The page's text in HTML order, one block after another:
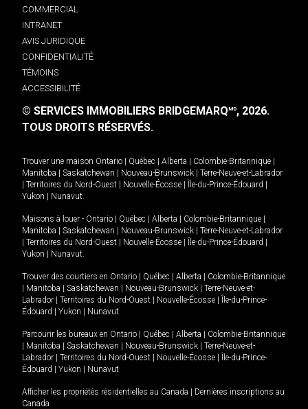
COMMERCIAL
INTRANET
AVIS JURIDIQUE
CONFIDENTIALITÉ
TÉMOINS
ACCESSIBILITÉ
© SERVICES IMMOBILIERS BRIDGEMARQMD, 2026.
TOUS DROITS RÉSERVÉS.
Trouver une maison Ontario Québec Alberta Colombie-Britannique
Manitoba
Saskatchewan Nouveau-Brunswick
Terre-Neuve-et-Labrador
Territoires du Nord-Ouest Nouvelle-Écosse Île-du-Prince-Édouard
Yukon
Nunavut.
Maisons à louer - Ontario Québec Alberta Colombie-Britannique
Manitoba
Saskatchewan Nouveau-Brunswick
Terre-Neuve-et-Labrador
Territoires du Nord-Ouest Nouvelle-Écosse Île-du-Prince-Édouard
Yukon
Nunavut.
Trouver des courtiers en Ontario Québec Alberta
Colombie-Britannique
Manitoba Saskatchewan Nouveau-Brunswick
Terre-Neuve-et-
Labrador
Territoires du Nord-Ouest Nouvelle-Écosse
Île-du-Prince-
Édouard
Yukon Nunavut
Parcourir les bureaux en Ontario Québec Alberta
Colombie-Britannique
Manitoba Saskatchewan Nouveau-Brunswick
Terre-Neuve-et-
Labrador
Territoires du Nord-Ouest Nouvelle-Écosse
Île-du-Prince-
Édouard
Yukon Nunavut
Afficher les propriétés résidentielles au Canada
Dernières inscriptions au
Canada